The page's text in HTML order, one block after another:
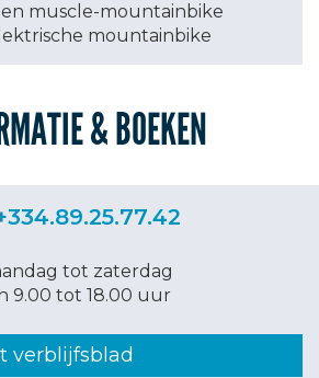
muscle-mountainbike
mountainbike
& BOEKEN
tot zaterdag
9.00 tot 18.00 uur
verblijfsblad